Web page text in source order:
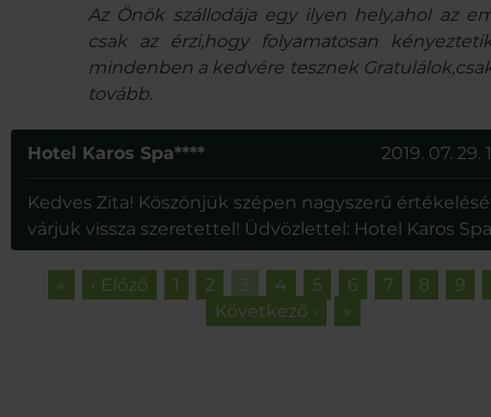
Az Önök szállodája egy ilyen hely,ahol az
csak az érzi,hogy folyamatosan
mindenben a kedvére tesznek
tovább.
Hotel Karos Spa**** 2019. 07. 29.
Kedves Zita! Köszönjük szépen nagyszerű
várjuk vissza szeretettel! Üdvözlettel: Hotel Karos Spa
« ‹ Előző 1 2 3 4 5 6 7 8 9
Következő ›
»